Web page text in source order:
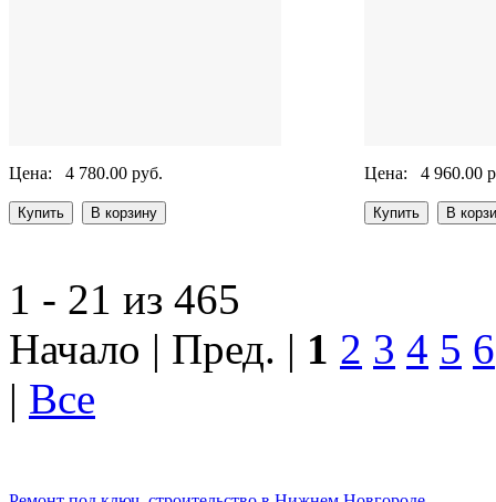
Цена: 4 780.00 руб. Цена: 4 960.00
1 - 21 из 465
Начало | Пред. | 1 2 3 4 5 6
| Все